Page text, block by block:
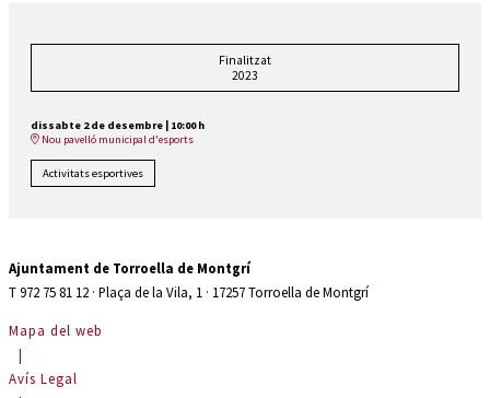
Finalitzat
2023
dissabte 2 de desembre | 10:00 h
Nou pavelló municipal d'esports
Activitats esportives
Ajuntament de Torroella de Montgrí
T 972 75 81 12 · Plaça de la Vila, 1 · 17257 Torroella de Montgrí
Mapa del web
|
Avís Legal